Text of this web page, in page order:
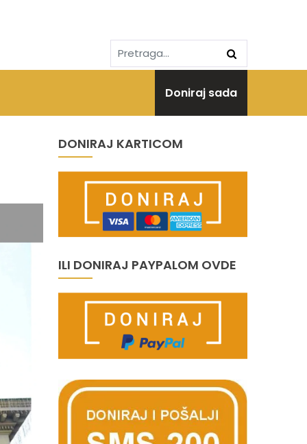
Doniraj sada
DONIRAJ KARTICOM
ILI DONIRAJ PAYPALOM OVDE